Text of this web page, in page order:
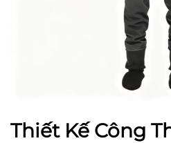
Thiết Kế Công